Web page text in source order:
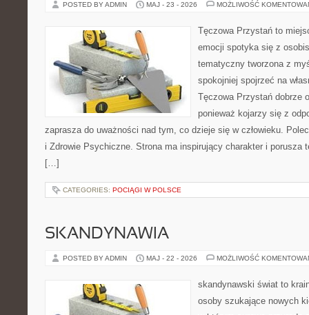
POSTED BY ADMIN MAJ - 23 - 2026 MOŻLIWOŚĆ
Tęczowa Przystań to
emocji spotyka się z
tematyczny tworzona z
spokojniej spojrzeć na
Tęczowa Przystań dobrze
ponieważ kojarzy się z
zaprasza do uważności nad tym, co dzieje się w człowieku.
i Zdrowie Psychiczne. Strona ma inspirujący charakter i porusza
[…]
CATEGORIES: POCIĄGI W POLSCE
SKANDYNAWIA
POSTED BY ADMIN MAJ - 22 - 2026 MOŻLIWOŚĆ
skandynawski świat to
osoby szukające nowych